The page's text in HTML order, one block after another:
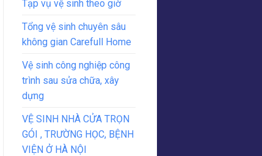
Tạp vụ vệ sinh theo giờ
Tổng vệ sinh chuyên sâu
không gian Carefull Home
Vệ sinh công nghiệp công
trình sau sửa chữa, xây
dựng
VỆ SINH NHÀ CỬA TRỌN
GÓI , TRƯỜNG HỌC, BỆNH
VIỆN Ở HÀ NỘI